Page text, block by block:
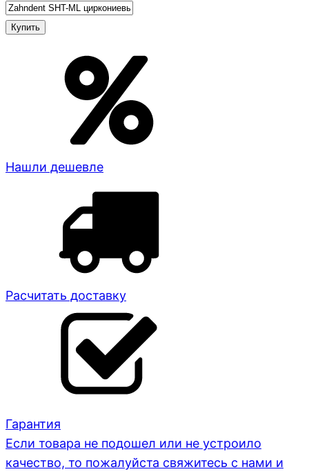
Нашли дешевле
Расчитать доставку
Гарантия
Если товара не подошел или не устроило
качество, то пожалуйста свяжитесь с нами и